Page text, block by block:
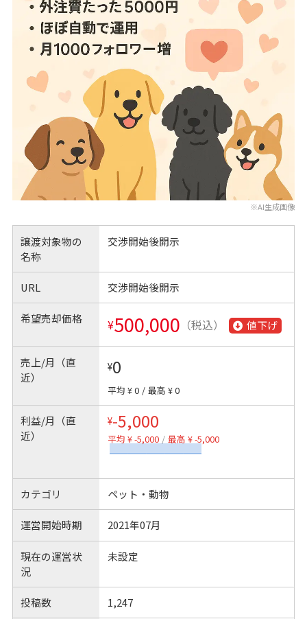
※AI生成画像
譲渡対象物の
名称
交渉開始後開示
URL 交渉開始後開示
希望売却価格 ¥500,000 （税込） 値下げ
売上/月（直
近）
¥0
平均 ¥ 0 / 最高 ¥ 0
利益/月（直
近）
¥-5,000
平均 ¥ -5,000 / 最高 ¥ -5,000
カテゴリ ペット・動物
運営開始時期 2021年07月
現在の運営状
況
未設定
投稿数 1,247